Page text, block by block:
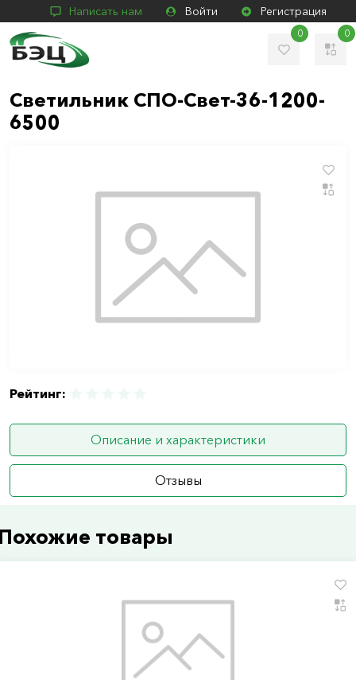
Написать нам Войти Регистрация
0 0
Светильник СПО-Свет-36-1200-
6500
Рейтинг:
Описание и характеристики
Отзывы
товары